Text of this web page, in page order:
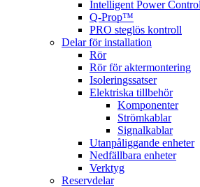
Intelligent Power Control
Q-Prop™
PRO steglös kontroll
Delar för installation
Rör
Rör för aktermontering
Isoleringssatser
Elektriska tillbehör
Komponenter
Strömkablar
Signalkablar
Utanpåliggande enheter
Nedfällbara enheter
Verktyg
Reservdelar